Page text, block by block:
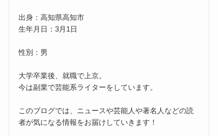
出身：高知県高知市
生年月日：3月1日
性別：男
大学卒業後、就職で上京。
今は副業で芸能系ライターをしています。
このブログでは、ニュースや芸能人や著名人などの読
者が気になる情報をお届けしていきます！